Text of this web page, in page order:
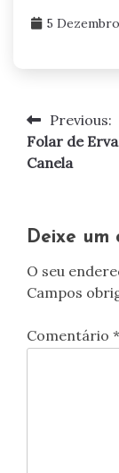
5
de
Previous:
Folar de
Canela
Deixe um
O seu
Campos
Comentário *